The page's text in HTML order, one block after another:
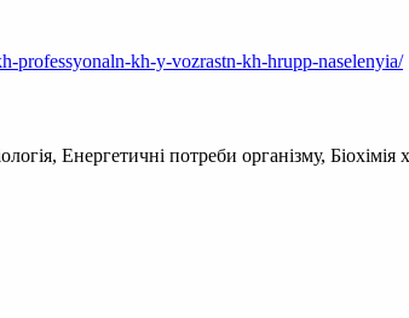
professyonaln-kh-y-vozrastn-kh-hrupp-naselenyia/
Енергетичні потреби організму,